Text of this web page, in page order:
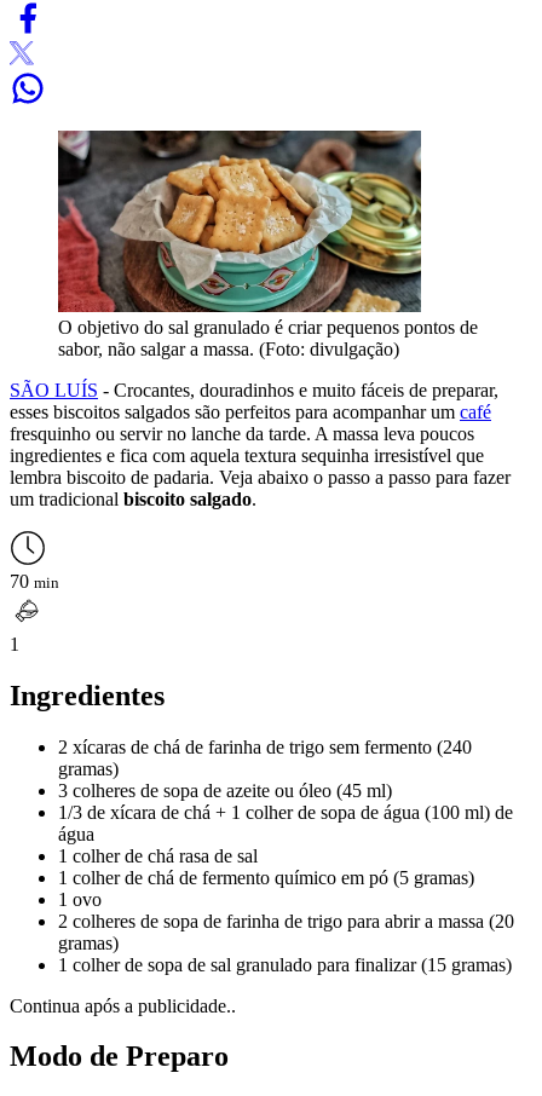
O objetivo do sal granulado é criar pequenos pontos de
sabor, não salgar a massa. (Foto: divulgação)
SÃO LUÍS - Crocantes, douradinhos e muito fáceis de preparar,
esses biscoitos salgados são perfeitos para acompanhar um café
fresquinho ou servir no lanche da tarde. A massa leva poucos
ingredientes e fica com aquela textura sequinha irresistível que
lembra biscoito de padaria. Veja abaixo o passo a passo para fazer
um tradicional biscoito salgado.
70 min
1
Ingredientes
2 xícaras de chá de farinha de trigo sem fermento (240
gramas)
3 colheres de sopa de azeite ou óleo (45 ml)
1/3 de xícara de chá + 1 colher de sopa de água (100 ml) de
água
1 colher de chá rasa de sal
1 colher de chá de fermento químico em pó (5 gramas)
1 ovo
2 colheres de sopa de farinha de trigo para abrir a massa (20
gramas)
1 colher de sopa de sal granulado para finalizar (15 gramas)
Continua após a publicidade..
Modo de Preparo